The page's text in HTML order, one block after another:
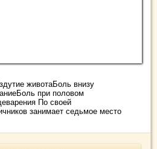
животаБоль внизу
при половом
По своей
занимает седьмое место